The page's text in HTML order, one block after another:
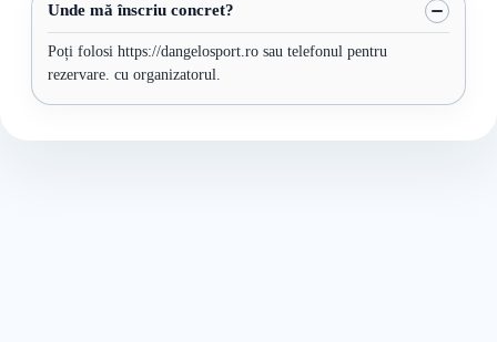
Unde mă înscriu concret?
Poți folosi https://dangelosport.ro sau telefonul pentru
rezervare. cu organizatorul.